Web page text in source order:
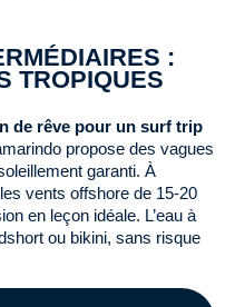
:
TROPIQUES
de rêve pour un surf trip
propose des vagues
garanti. À
vents offshore de 15-20
en leçon idéale. L’eau à
ou bikini, sans risque